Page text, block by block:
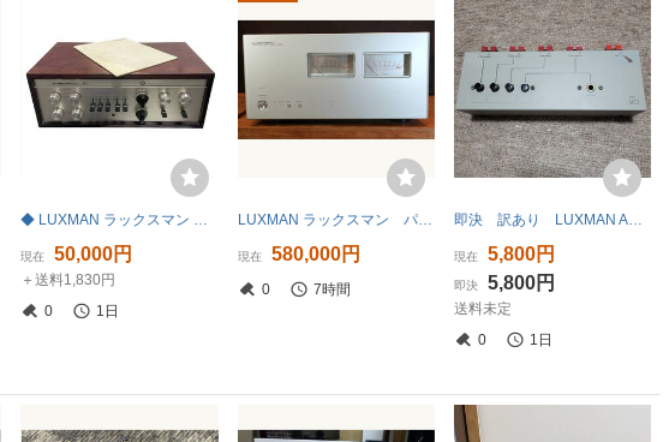
◆ LUXMAN ラックスマン CL35II プリアンプ オーディオ機器 コントロールアンプ 動作未確認/現状品 使用説明書付き P15466NK
現在 50,000円
＋送料1,830円
0
1日
LUXMAN ラックスマン パワー・アンプM-900U (メーカー保証2027年1月10日まで有り）(離島を除く)
現在 580,000円
0 7時間
即決 訳あり LUXMAN AS-5III スピーカーセレクター ラックスマン
現在 5,800円
即決 5,800円
送料未定
0
1日